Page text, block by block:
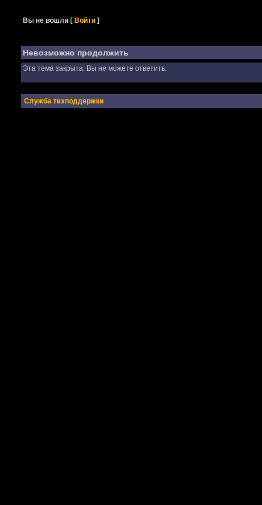
Вы не вошли [Войти ]
Невозможно продолжить
Эта тема закрыта. Вы не можете ответить.
Служба техподдержки